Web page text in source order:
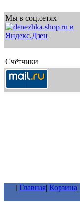
Мы в соц.сетях
Счётчики
[ Главная| Корзина|